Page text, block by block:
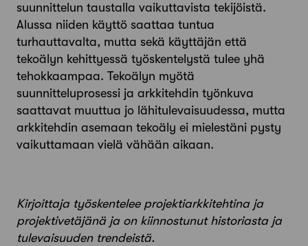
suunnittelun taustalla vaikuttavista tekijöistä.
Alussa niiden käyttö saattaa tuntua
turhauttavalta, mutta sekä käyttäjän että
tekoälyn kehittyessä työskentelystä tulee yhä
tehokkaampaa. Tekoälyn myötä
suunnitteluprosessi ja arkkitehdin työnkuva
saattavat muuttua jo lähitulevaisuudessa, mutta
arkkitehdin asemaan tekoäly ei mielestäni pysty
vaikuttamaan vielä vähään aikaan.
Kirjoittaja työskentelee projektiarkkitehtina ja
projektivetäjänä ja on kiinnostunut historiasta ja
tulevaisuuden trendeistä.